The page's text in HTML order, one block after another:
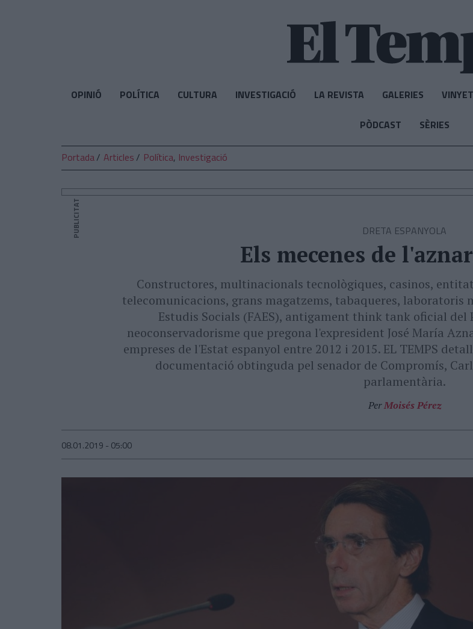
OPINIÓ POLÍTICA CULTURA INVESTIGACIÓ LA REVISTA GALERIES
PÒDCAST SÈRIES
Portada Articles Política, Investigació
PUBLICITAT DRETA ESPANYOLA
Els mecenes de
Constructores, multinacionals tecnològiques, casinos,
telecomunicacions, grans magatzems, tabaqueres, laboratoris
Estudis Socials (FAES), antigament think tank oficial del
neoconservadorisme que pregona l'expresident José María
empreses de l'Estat espanyol entre 2012 i 2015. EL TEMPS
documentació obtinguda pel senador de Compromís,
parlamentària.
PerMoisés Pérez
08.01.2019 - 05:00